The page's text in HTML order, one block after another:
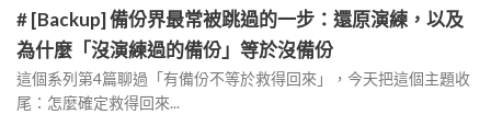
# [Backup] 備份界最常被跳過的一步：還原演練，以及
為什麼「沒演練過的備份」等於沒備份
這個系列第4篇聊過「有備份不等於救得回來」，今天把這個主題收
尾：怎麼確定救得回來...